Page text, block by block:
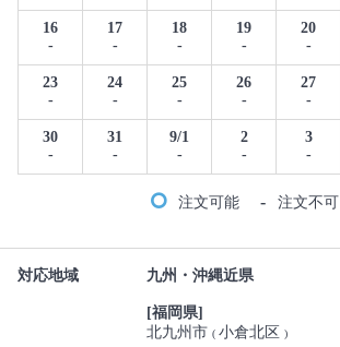
16
-
17
-
18
-
19
-
20
-
23
-
24
-
25
-
26
-
27
-
30
-
31
-
9/1
-
2
-
3
-
注文可能 - 注文不可
対応地域 九州・沖縄近県
[福岡県]
北九州市(小倉北区)